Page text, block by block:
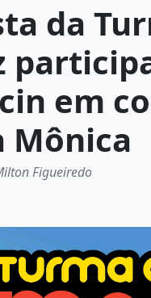
da
em
Mônica
Figueiredo